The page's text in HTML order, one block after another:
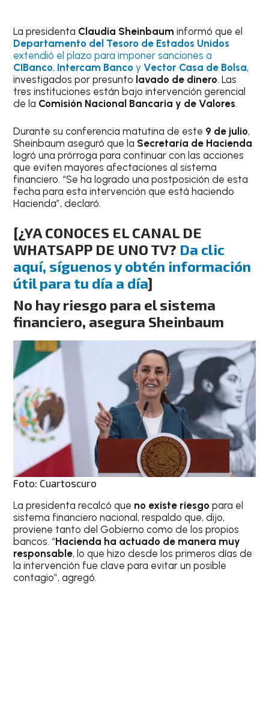
La presidenta Claudia Sheinbaum informó que el
Departamento del Tesoro de Estados Unidos
extendió el plazo para imponer sanciones a
CIBanco, Intercam Banco yVector Casa de Bolsa,
investigados por presunto lavado de dinero. Las
tres instituciones están bajo intervención gerencial
de la Comisión Nacional Bancaria y de Valores.
Durante su conferencia matutina de este 9 de julio,
Sheinbaum aseguró que la Secretaría de Hacienda
logró una prórroga para continuar con las acciones
que eviten mayores afectaciones al sistema
financiero. “Se ha logrado una postposición de esta
fecha para esta intervención que está haciendo
Hacienda”, declaró.
[¿YA CONOCES EL CANAL DE
WHATSAPP DE UNO TV? Da clic
aquí, síguenos y obtén información
útil para tu día a día]
No hay riesgo para el sistema
financiero, asegura Sheinbaum
Foto: Cuartoscuro
La presidenta recalcó que no existe riesgo para el
sistema financiero nacional, respaldo que, dijo,
proviene tanto del Gobierno como de los propios
bancos. “Hacienda ha actuado de manera muy
responsable, lo que hizo desde los primeros días de
la intervención fue clave para evitar un posible
contagio”, agregó.